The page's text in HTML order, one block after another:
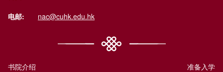
电邮: nac@cuhk.edu.hk
书院介绍 准备入学